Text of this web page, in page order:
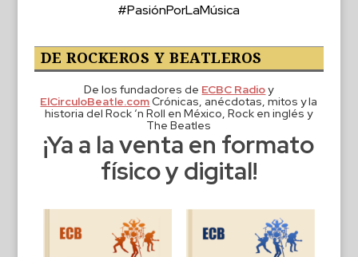
#PasiónPorLaMúsica
DE ROCKEROS Y BEATLEROS
De los fundadores de ECBC Radioy
ElCirculoBeatle.comCrónicas, anécdotas, mitos y la
historia del Rock ‘n Roll en México, Rock en inglés y
The Beatles
¡Ya a la venta en formato
físico y digital!